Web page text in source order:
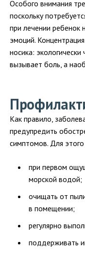
Особого внимания
поскольку
при лечении ребенок
эмоций.
носика:
вызывает боль, а
Как правило,
предупредить
симптомов. Для
при первом
морской водой;
очищать от
в помещении;
регулярно
поддерживать